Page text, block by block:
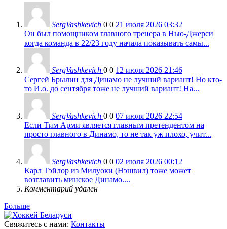
SergVashkevich 0 0 21 июля 2026 03:32
Он был помощником главного тренера в Нью-Джерси
когда команда в 22/23 году начала показывать самы...
SergVashkevich 0 0 12 июля 2026 21:46
Сергей Брылин для Динамо не лучший вариант! Но кто-
то И.о. до сентября тоже не лучший вариант! На...
SergVashkevich 0 0 07 июля 2026 22:54
Если Тим Арми является главным претендентом на
просто главного в Динамо, то не так уж плохо, учит...
SergVashkevich 0 0 02 июля 2026 00:12
Карл Тэйлор из Милуоки (Нэшвил) тоже может
возглавить минское Динамо....
Комментарий удален
Больше
Свяжитесь с нами: Контакты